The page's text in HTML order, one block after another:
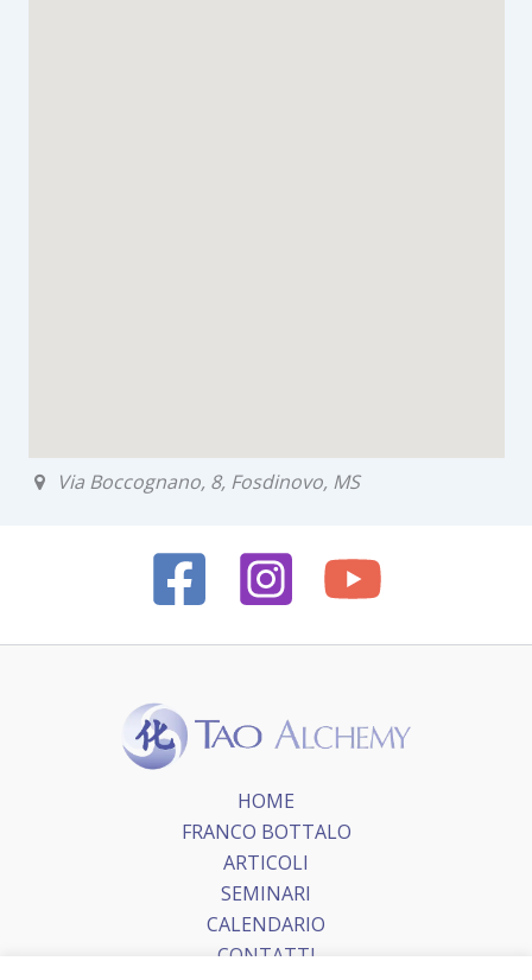
Via Boccognano, 8, Fosdinovo, MS
HOME
FRANCO BOTTALO
ARTICOLI
SEMINARI
CALENDARIO
CONTATTI